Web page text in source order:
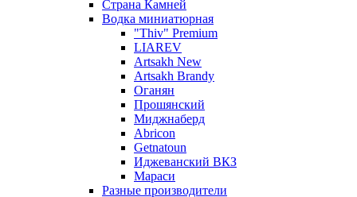
Страна Камней
Водка миниатюрная
"Thiv" Premium
LIAREV
Artsakh New
Artsakh Brandy
Оганян
Прошянский
Миджнаберд
Abricon
Getnatoun
Иджеванский ВКЗ
Мараси
Разные производители